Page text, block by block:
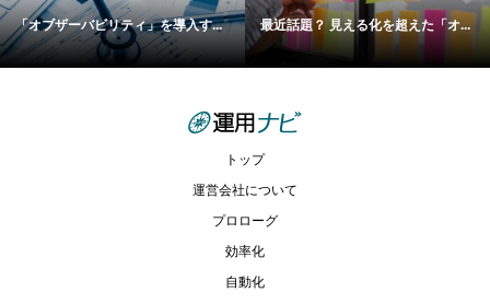
「オブザーバビリティ」を導入す... 最近話題？ 見える化を超えた「オ...
トップ
運営会社について
プロローグ
効率化
自動化